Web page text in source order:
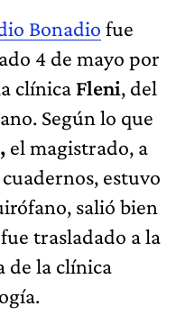
Bonadio fue
4 de mayo por
clínica Fleni, del
Según lo que
el magistrado, a
estuvo
salió bien
trasladado a la
de la clínica